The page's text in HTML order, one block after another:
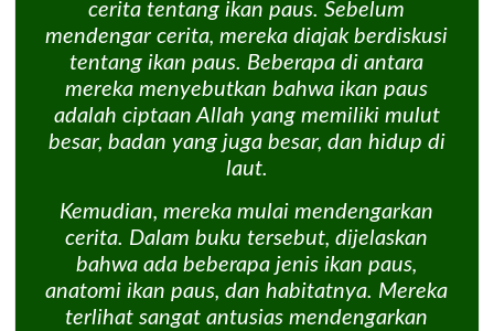
cerita tentang ikan paus. Sebelum
mendengar cerita, mereka diajak berdiskusi
tentang ikan paus. Beberapa di antara
mereka menyebutkan bahwa ikan paus
adalah ciptaan Allah yang memiliki mulut
besar, badan yang juga besar, dan hidup di
laut.
Kemudian, mereka mulai mendengarkan
cerita. Dalam buku tersebut, dijelaskan
bahwa ada beberapa jenis ikan paus,
anatomi ikan paus, dan habitatnya. Mereka
terlihat sangat antusias mendengarkan